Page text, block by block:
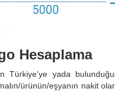
Hesaplama
Türkiye’ye yada
ürünün/eşyanın nakit